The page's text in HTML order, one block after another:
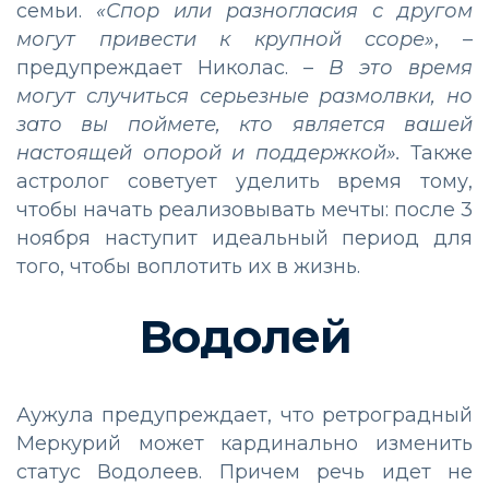
семьи. «Спор или разногласия с другом
могут привести к крупной ссоре», –
предупреждает Николас. – В это время
могут случиться серьезные размолвки, но
зато вы поймете, кто является вашей
настоящей опорой и поддержкой». Также
астролог советует уделить время тому,
чтобы начать реализовывать мечты: после 3
ноября наступит идеальный период для
того, чтобы воплотить их в жизнь.
Водолей
Аужула предупреждает, что ретроградный
Меркурий может кардинально изменить
статус Водолеев. Причем речь идет не